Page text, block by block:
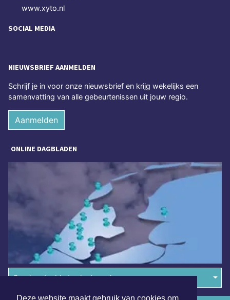
www.xyto.nl
SOCIAL MEDIA
NIEUWSBRIEF AANMELDEN
Schrijf je in voor onze nieuwsbrief en krijg wekelijks een
samenvatting van alle gebeurtenissen uit jouw regio.
Aanmelden
ONLINE DAGBLADEN
Overige dagbladen in de regio